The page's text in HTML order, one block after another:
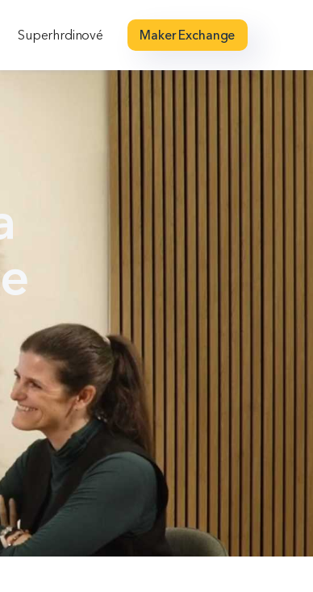
Superhrdinové Maker Exchange